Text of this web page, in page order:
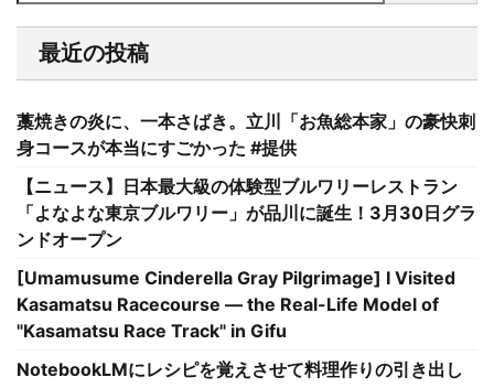
最近の投稿
藁焼きの炎に、一本さばき。立川「お魚総本家」の豪快刺
身コースが本当にすごかった #提供
【ニュース】日本最大級の体験型ブルワリーレストラン
「よなよな東京ブルワリー」が品川に誕生！3月30日グラ
ンドオープン
[Umamusume Cinderella Gray Pilgrimage] I Visited
Kasamatsu Racecourse — the Real-Life Model of
"Kasamatsu Race Track" in Gifu
NotebookLMにレシピを覚えさせて料理作りの引き出し